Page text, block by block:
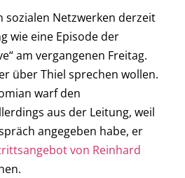
sozialen Netzwerken derzeit
wie eine Episode der
am vergangenen Freitag.
über Thiel sprechen wollen.
warf den
aus der Leitung, weil
angegeben habe, er
von Reinhard